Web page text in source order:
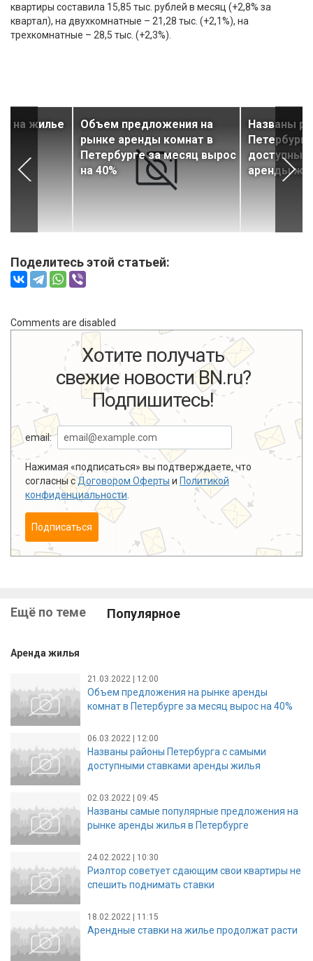
квартиры составила 15,85 тыс. рублей в месяц (+2,8% за
квартал), на двухкомнатные – 21,28 тыс. (+2,1%), на
трехкомнатные – 28,5 тыс. (+2,3%).
на жилье
Объем предложения на
рынке аренды комнат в
Петербурге за месяц вырос
на 40%
Названы
аренды
Поделитесь этой статьей:
Comments are disabled
Хотите получать
свежие новости BN.ru?
Подпишитесь!
email:
Нажимая «подписаться» вы подтверждаете, что
согласны сДоговором Оферты и Политикой
конфиденциальности
Подписаться
Ещё по теме Популярное
Аренда жилья
21.03.2022 | 12:00
Объем предложения на рынке аренды
комнат в Петербурге за месяц вырос на 40%
06.03.2022 | 12:00
Названы районы Петербурга с самыми
доступными ставками аренды жилья
02.03.2022 | 09:45
Названы самые популярные предложения на
рынке аренды жилья в Петербурге
24.02.2022 | 10:30
Риэлтор советует сдающим свои квартиры не
спешить поднимать ставки
18.02.2022 | 11:15
Арендные ставки на жилье продолжат расти